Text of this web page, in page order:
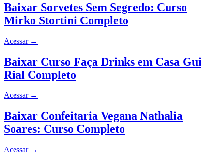
Baixar Sorvetes Sem Segredo: Curso
Mirko Stortini Completo
Acessar →
Baixar Curso Faça Drinks em Casa Gui
Rial Completo
Acessar →
Baixar Confeitaria Vegana Nathalia
Soares: Curso Completo
Acessar →